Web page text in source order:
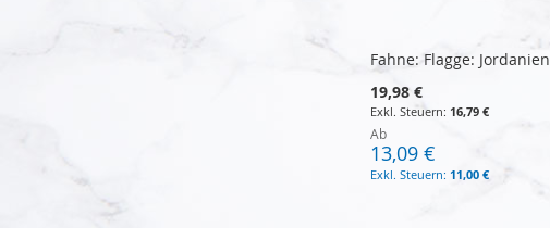
Fahne: Flagge: Jordanien
19,98 €
16,79 €
Ab
13,09 €
11,00 €